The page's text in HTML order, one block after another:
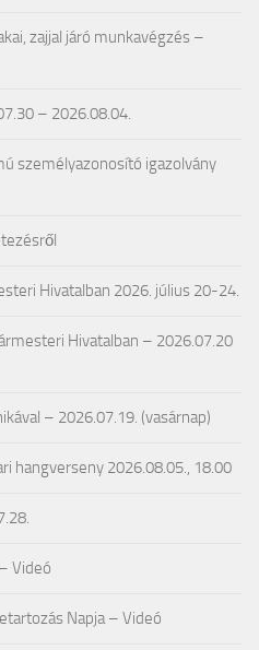
zajjal járó munkavégzés –
– 2026.08.04.
személyazonosító igazolvány
Hivatalban 2026. július 20-24.
Hivatalban – 2026.07.20
– 2026.07.19. (vasárnap)
hangverseny 2026.08.05., 18.00
Videó
Napja – Videó